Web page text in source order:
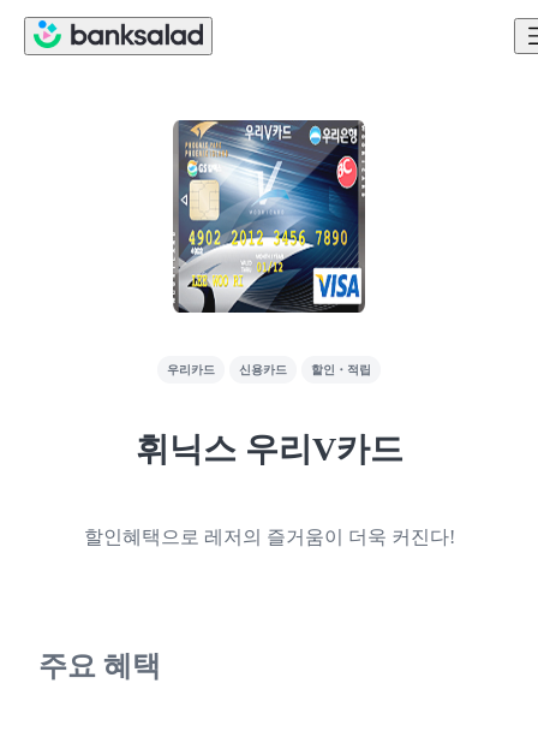
우리카드 신용카드 할인・적립
휘닉스 우리V카드
할인혜택으로 레저의 즐거움이 더욱 커진다!
주요 혜택